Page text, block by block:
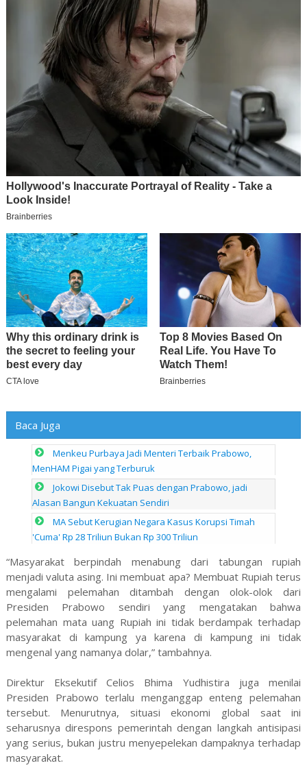
Baca Juga
Menkeu Purbaya Jadi Menteri Terbaik Prabowo,
MenHAM Pigai yang Terburuk
Jokowi Disebut Tak Puas dengan Prabowo, jadi
Alasan Bangun Kekuatan Sendiri
MA Sebut Kerugian Negara Kasus Korupsi Timah
'Cuma' Rp 28 Triliun Bukan Rp 300 Triliun
“Masyarakat berpindah menabung dari tabungan rupiah
menjadi valuta asing. Ini membuat apa? Membuat Rupiah terus
mengalami pelemahan ditambah dengan olok-olok dari
Presiden Prabowo sendiri yang mengatakan bahwa
pelemahan mata uang Rupiah ini tidak berdampak terhadap
masyarakat di kampung ya karena di kampung ini tidak
mengenal yang namanya dolar,” tambahnya.
Direktur Eksekutif Celios Bhima Yudhistira juga menilai
Presiden Prabowo terlalu menganggap enteng pelemahan
tersebut. Menurutnya, situasi ekonomi global saat ini
seharusnya direspons pemerintah dengan langkah antisipasi
yang serius, bukan justru menyepelekan dampaknya terhadap
masyarakat.